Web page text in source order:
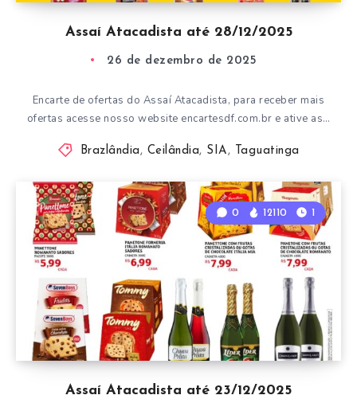
Assaí Atacadista até 28/12/2025
26 de dezembro de 2025
Encarte de ofertas do Assaí Atacadista, para receber mais
ofertas acesse nosso website encartesdf.com.br e ative as…
Brazlândia , Ceilândia, SIA , Taguatinga
Assaí Atacadista até 23/12/2025
0 12110 1